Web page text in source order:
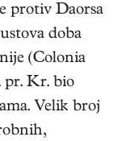
protiv Daorsa
doba
(Colonia
pr. Kr. bio
Velik broj